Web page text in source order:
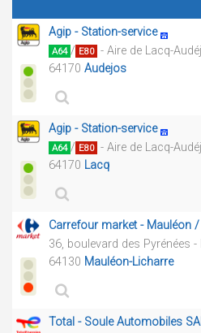
Agip - Station-service
A64 / E80 - Aire de Lacq-
64170 Audejos
Agip - Station-service
A64 / E80 - Aire de Lacq-
64170 Lacq
Carrefour market - Mauléon
36, boulevard des Pyrénées -
64130 Mauléon-Licharre
Total - Soule Automobiles